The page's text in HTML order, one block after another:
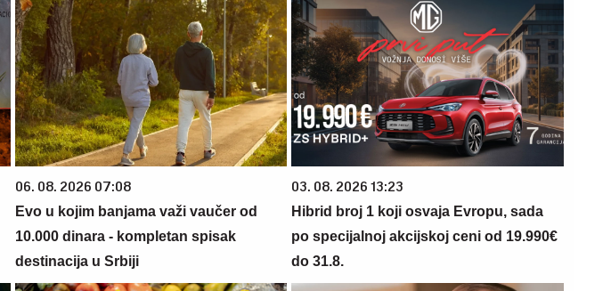
06. 08. 2026 07:08
Evo u kojim banjama važi vaučer od
10.000 dinara - kompletan spisak
destinacija u Srbiji
03. 08. 2026 13:23
Hibrid broj 1 koji osvaja Evropu, sada
po specijalnoj akcijskoj ceni od 19.990€
do 31.8.